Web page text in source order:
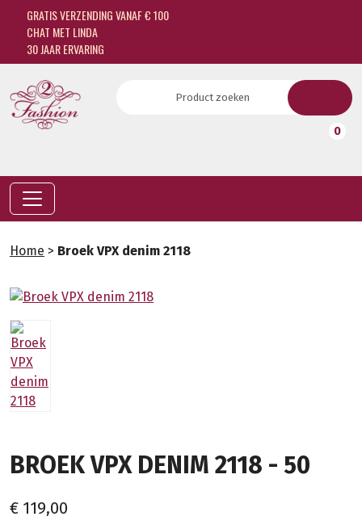
GRATIS VERZENDING VANAF € 100
CHAT MET LINDA
30 JAAR ERVARING
0
Home > Broek VPX denim 2118
BROEK VPX DENIM 2118 - 50
€ 119,00